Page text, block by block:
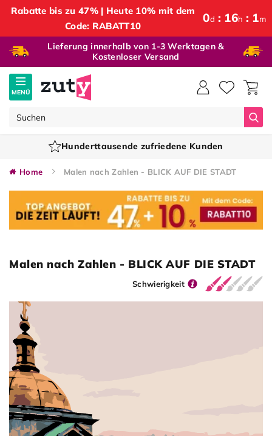
Rabatte bis zu 47% | Heute 10% mit dem
Code: RABATT10
0d 16h 1m
Lieferung innerhalb von 1-3 Werktagen &
Kostenloser Versand
MENÜ
Hunderttausende zufriedene Kunden
Home Malen nach Zahlen - BLICK AUF DIE STADT
Malen nach Zahlen - BLICK AUF DIE STADT
Schwierigkeit